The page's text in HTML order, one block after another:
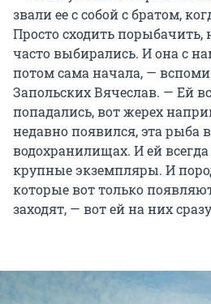
звали ее с собой с братом,
Просто сходить порыбачить,
часто выбирались. И она с
потом сама начала, —
Запольских Вячеслав. — Ей
попадались, вот жерех
недавно появился, эта рыба
водохранилищах. И ей
крупные экземпляры. И
которые вот только
заходят, — вот ей на них